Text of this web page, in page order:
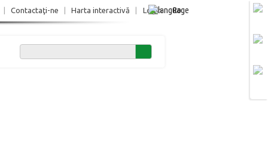
Login Ro
Contactaţi-ne Harta interactivă